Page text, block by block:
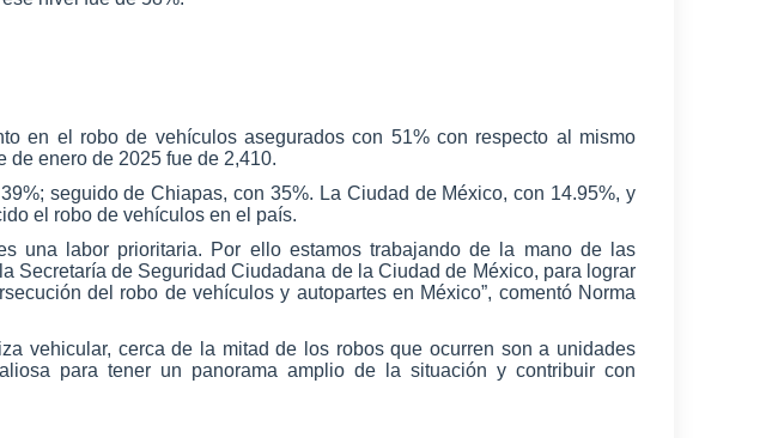
en el robo de vehículos asegurados con 51% con respecto al mismo
de enero de 2025 fue de 2,410.
seguido de Chiapas, con 35%. La Ciudad de México, con 14.95%, y
el robo de vehículos en el país.
una labor prioritaria. Por ello estamos trabajando de la mano de las
Secretaría de Seguridad Ciudadana de la Ciudad de México, para lograr
del robo de vehículos y autopartes en México”, comentó Norma
vehicular, cerca de la mitad de los robos que ocurren son a unidades
para tener un panorama amplio de la situación y contribuir con